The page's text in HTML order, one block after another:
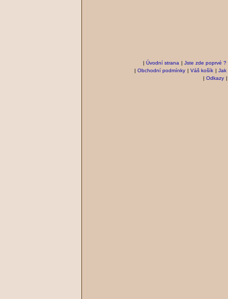
| Úvodní strana | Jste zde poprvé ?
| Obchodní podmínky | Váš košík | Jak
| Odkazy